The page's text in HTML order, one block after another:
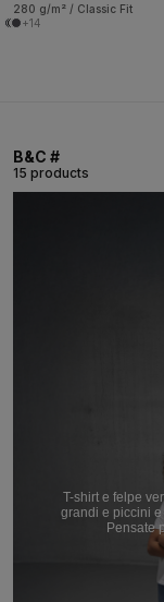
280 g/m² / Classic Fit
+14
B&C #
15 products
T-shirt e felpe
grandi e piccini
Pensate